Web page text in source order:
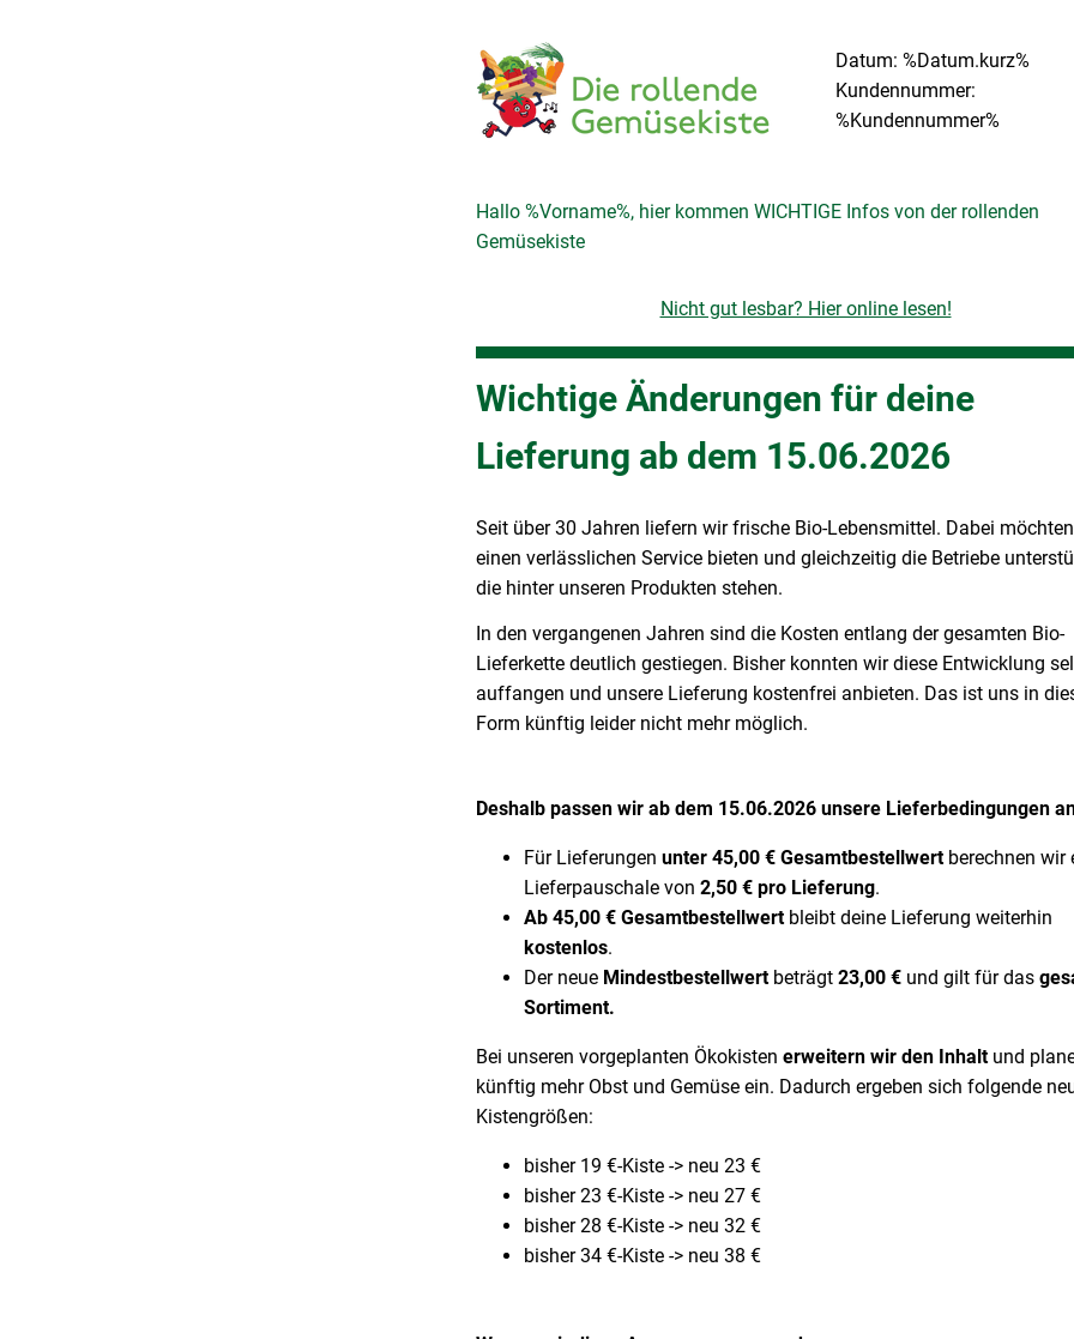
Datum: %Datum.kurz%
Kundennummer:
%Kundennummer%
Hallo %Vorname%, hier kommen WICHTIGE Infos von der rollenden
Gemüsekiste
Nicht gut lesbar? Hier online lesen!
Wichtige Änderungen für deine
Lieferung ab dem 15.06.2026
Seit über 30 Jahren liefern wir frische Bio-Lebensmittel. Dabei
einen verlässlichen Service bieten und gleichzeitig die Betriebe
die hinter unseren Produkten stehen.
In den vergangenen Jahren sind die Kosten entlang der gesamten Bio-
Lieferkette deutlich gestiegen. Bisher konnten wir diese Entwicklung
auffangen und unsere Lieferung kostenfrei anbieten. Das ist uns in
Form künftig leider nicht mehr möglich.
Deshalb passen wir ab dem 15.06.2026 unsere Lieferbedingungen
Für Lieferungen unter 45,00 € Gesamtbestellwertberechnen wir
Lieferpauschale von 2,50 € pro Lieferung.
Ab 45,00 € Gesamtbestellwertbleibt deine Lieferung weiterhin
kostenlos.
Der neue Mindestbestellwertbeträgt 23,00 € und gilt für das
Sortiment.
Bei unseren vorgeplanten Ökokisten erweitern wir den Inhaltund
künftig mehr Obst und Gemüse ein. Dadurch ergeben sich folgende
Kistengrößen:
bisher 19 €-Kiste -> neu 23 €
bisher 23 €-Kiste -> neu 27 €
bisher 28 €-Kiste -> neu 32 €
bisher 34 €-Kiste -> neu 38 €